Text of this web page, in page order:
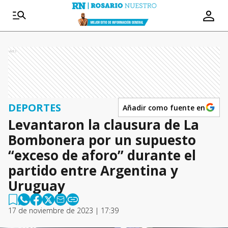
Ads
DEPORTES Añadir como fuente en
Levantaron la clausura de La
Bombonera por un supuesto
“exceso de aforo” durante el
partido entre Argentina y
Uruguay
17 de noviembre de 2023 | 17:39